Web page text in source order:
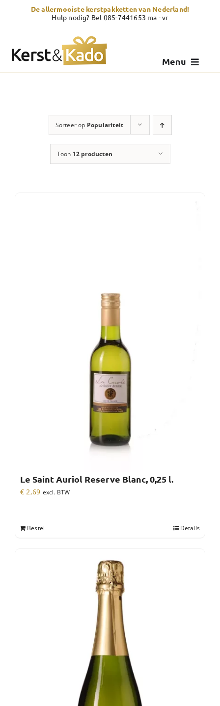
De allermooiste kerstpakketten van Nederland!
Hulp nodig? Bel 085-7441653 ma - vr
Menu
Zelf samenstellen
Sorteer op Populariteit
Toon 12 producten
Le Saint Auriol Reserve Blanc, 0,25 l.
€ 2,69 excl. BTW
Bestel Details